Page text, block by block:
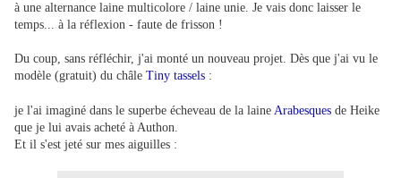
à une alternance laine multicolore / laine unie. Je vais donc laisser le
temps... à la réflexion - faute de frisson !
Du coup, sans réfléchir, j'ai monté un nouveau projet. Dès que j'ai vu le
modèle (gratuit) du châle Tiny tassels :
je l'ai imaginé dans le superbe écheveau de la laine Arabesques de Heike
que je lui avais acheté à Authon.
Et il s'est jeté sur mes aiguilles :